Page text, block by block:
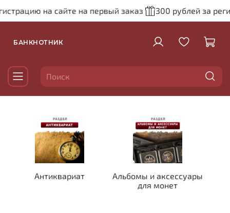
на сайте на первый заказ 300 рублей за
БАНКНОТНИК
Антиквариат
Альбомы и аксессуары
для монет